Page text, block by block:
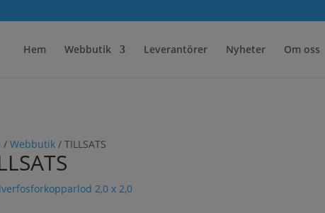
Hem Webbutik Leverantörer Nyheter Om oss
/ Webbutik/ TILLSATS